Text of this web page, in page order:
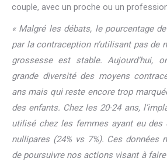
couple, avec un proche ou un
« Malgré les débats, le pourcentage
par la contraception n’utilisant pas de
grossesse est stable. Aujourd’hui,
grande diversité des moyens
ans mais qui reste encore trop
des enfants. Chez les 20-24 ans,
utilisé chez les femmes ayant eu des
nullipares (24% vs 7%). Ces données
de poursuivre nos actions visant à